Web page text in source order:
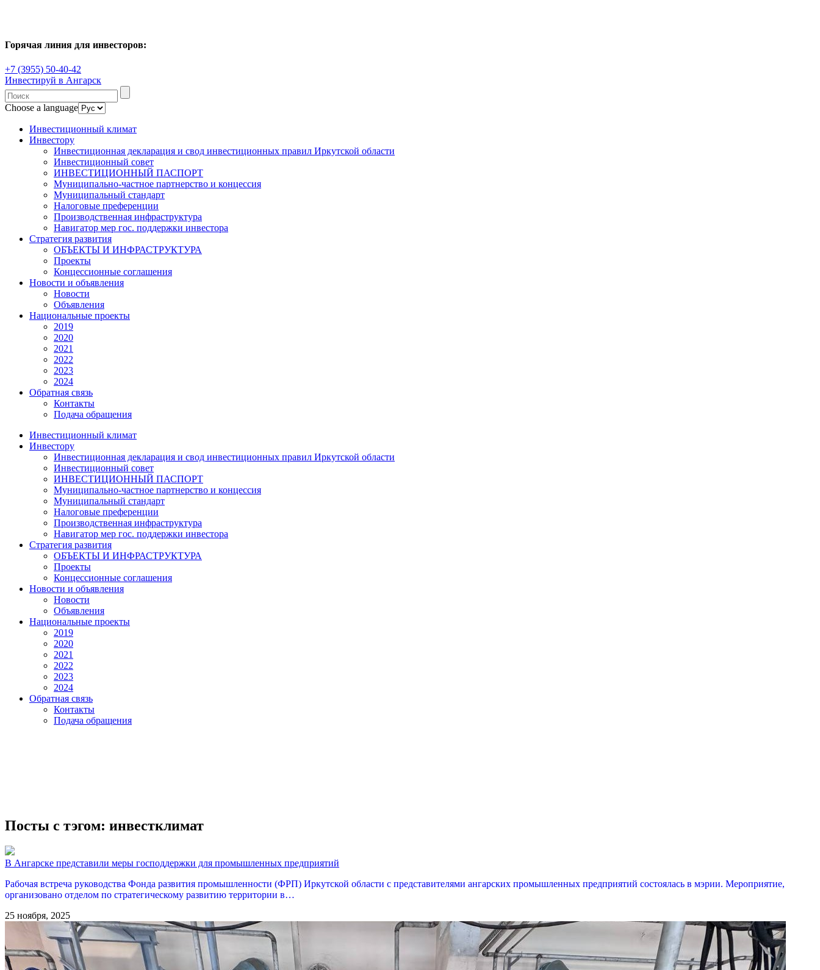
Горячая линия для инвесторов:
+7 (3955) 50-40-42
Инвестируй в Ангарск
Choose a language
Инвестиционный климат
Инвестору
Инвестиционная декларация и свод инвестиционных правил Иркутской области
Инвестиционный совет
ИНВЕСТИЦИОННЫЙ ПАСПОРТ
Муниципально-частное партнерство и концессия
Муниципальный стандарт
Налоговые преференции
Производственная инфраструктура
Навигатор мер гос. поддержки инвестора
Стратегия развития
ОБЪЕКТЫ И ИНФРАСТРУКТУРА
Проекты
Концессионные соглашения
Новости и объявления
Новости
Объявления
Национальные проекты
2019
2020
2021
2022
2023
2024
Обратная связь
Контакты
Подача обращения
Инвестиционный климат
Инвестору
Инвестиционная декларация и свод инвестиционных правил Иркутской области
Инвестиционный совет
ИНВЕСТИЦИОННЫЙ ПАСПОРТ
Муниципально-частное партнерство и концессия
Муниципальный стандарт
Налоговые преференции
Производственная инфраструктура
Навигатор мер гос. поддержки инвестора
Стратегия развития
ОБЪЕКТЫ И ИНФРАСТРУКТУРА
Проекты
Концессионные соглашения
Новости и объявления
Новости
Объявления
Национальные проекты
2019
2020
2021
2022
2023
2024
Обратная связь
Контакты
Подача обращения
Посты с тэгом: инвестклимат
В Ангарске представили меры господдержки для промышленных предприятий
Рабочая встреча руководства Фонда развития промышленности (ФРП) Иркутской области с представителями ангарских промышленных предприятий состоялась в мэрии. Мероприятие,
организовано отделом по стратегическому развитию территории в…
25 ноября, 2025